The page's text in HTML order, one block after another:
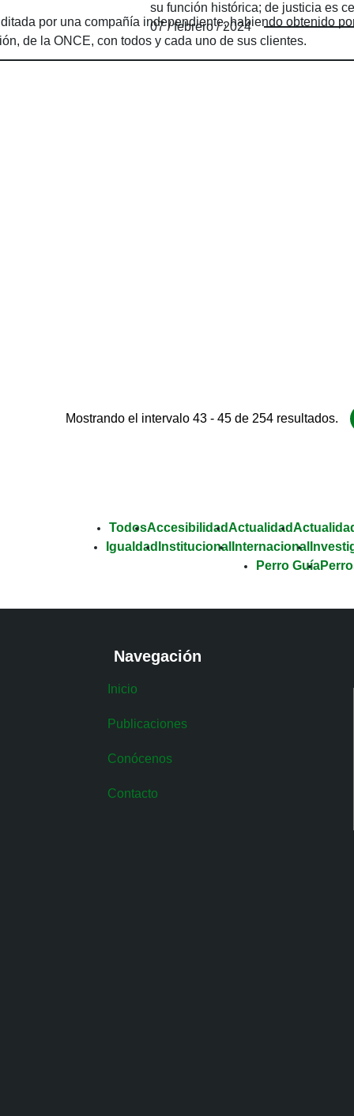
por una compañía independiente, habiendo obtenido
de la ONCE, con todos y cada uno de sus clientes.
su función histórica; de justicia es
07 / febrero / 2024
Mostrando el intervalo 43 - 45 de 254 resultados.
TodosAccesibilidadActualidad
Igualdad Institucional Internacional
Perro Guía
Navegación
Inicio
Publicaciones
Conócenos
Contacto